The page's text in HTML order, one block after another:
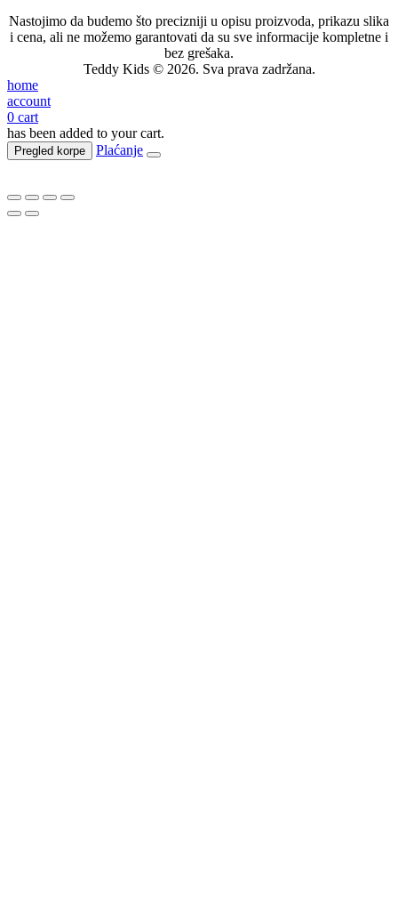
Nastojimo da budemo što precizniji u opisu proizvoda, prikazu slika
i cena, ali ne možemo garantovati da su sve informacije kompletne i
bez grešaka.
Teddy Kids © 2026. Sva prava zadržana.
home
account
0 cart
has been added to your cart.
Pregled korpe Plaćanje